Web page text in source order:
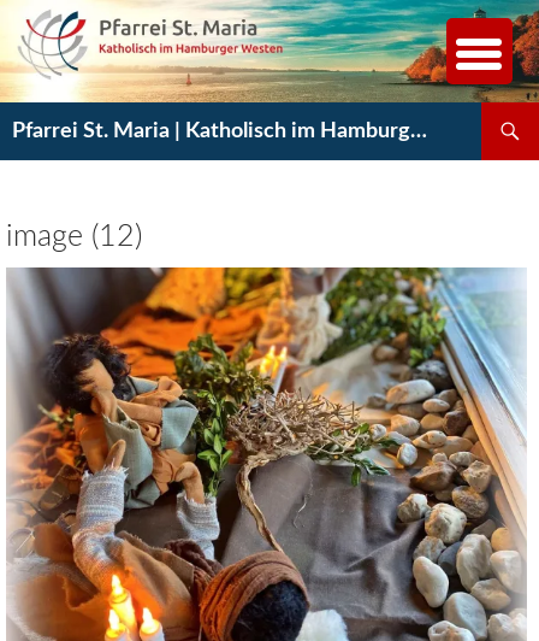
Inhalt
springen
Pfarrei St. Maria | Katholisch im Hamburger Westen
image (12)